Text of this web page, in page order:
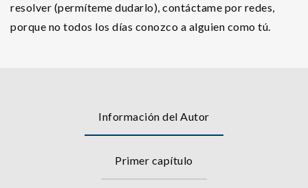
resolver (permíteme dudarlo), contáctame por redes,
porque no todos los días conozco a alguien como tú.
Información del Autor
Primer capítulo